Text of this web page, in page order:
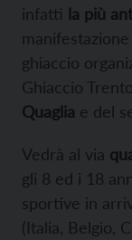
infatti la più
ghiaccio
Ghiaccio
Quaglia e del
Vedrà al via
gli 8 ed i 18
sportive in
(Italia, Belgio,